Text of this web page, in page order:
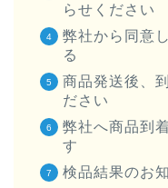
らせください
弊社から同意
る
商品発送後、
ださい
弊社へ商品到
す
検品結果のお